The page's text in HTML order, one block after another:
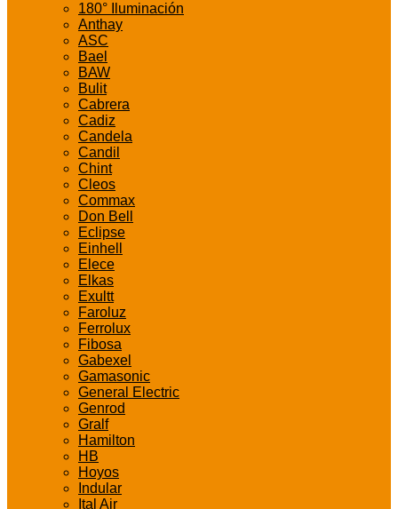
180° Iluminación
Anthay
ASC
Bael
BAW
Bulit
Cabrera
Cadiz
Candela
Candil
Chint
Cleos
Commax
Don Bell
Eclipse
Einhell
Elece
Elkas
Exultt
Faroluz
Ferrolux
Fibosa
Gabexel
Gamasonic
General Electric
Genrod
Gralf
Hamilton
HB
Hoyos
Indular
Ital Air